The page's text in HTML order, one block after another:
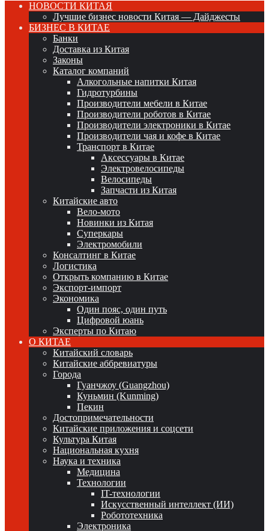
НОВОСТИ КИТАЯ
Лучшие бизнес новости Китая — Дайджесты
БИЗНЕС В КИТАЕ
Банки
Доставка из Китая
Законы
Каталог компаний
Алкогольные напитки Китая
Гидротурбины
Производители мебели в Китае
Производители роботов в Китае
Производители электроники в Китае
Производители чая и кофе в Китае
Транспорт в Китае
Аксессуары в Китае
Электровелосипеды
Велосипеды
Запчасти из Китая
Китайские авто
Вело-мото
Новинки из Китая
Суперкары
Электромобили
Консалтинг в Китае
Логистика
Открыть компанию в Китае
Экспорт-импорт
Экономика
Один пояс, один путь
Цифровой юань
Эксперты по Китаю
О КИТАЕ
Китайский словарь
Китайские аббревиатуры
Города
Гуанчжоу (Guangzhou)
Куньмин (Kunming)
Пекин
Достопримечательности
Китайские приложения и соцсети
Культура Китая
Национальная кухня
Наука и техника
Медицина
Технологии
IT-технологии
Искусственный интеллект (ИИ)
Робототехника
Электроника